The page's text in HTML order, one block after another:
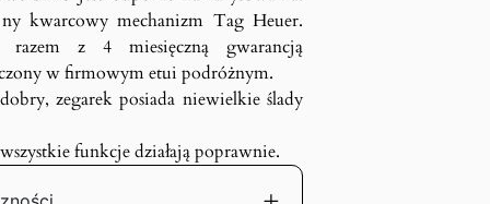
kwarcowy mechanizm Tag Heuer.
razem z 4 miesięczną gwarancją
w firmowym etui podróżnym.
zegarek posiada niewielkie ślady
funkcje działają poprawnie.